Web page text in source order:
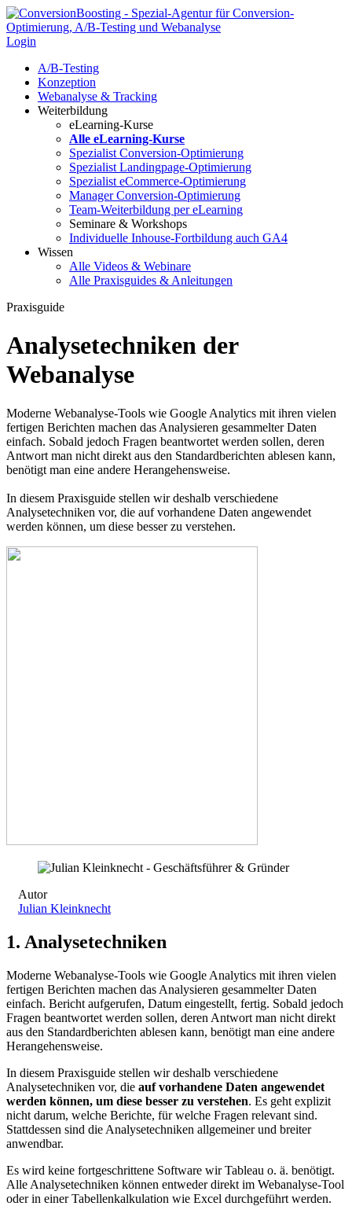
Login
A/B-Testing
Konzeption
Webanalyse & Tracking
Weiterbildung
eLearning-Kurse
Alle eLearning-Kurse
Spezialist Conversion-Optimierung
Spezialist Landingpage-Optimierung
Spezialist eCommerce-Optimierung
Manager Conversion-Optimierung
Team-Weiterbildung per eLearning
Seminare & Workshops
Individuelle Inhouse-Fortbildung auch GA4
Wissen
Alle Videos & Webinare
Alle Praxisguides & Anleitungen
Praxisguide
Analysetechniken der
Webanalyse
Moderne Webanalyse-Tools wie Google Analytics mit ihren vielen
fertigen Berichten machen das Analysieren gesammelter Daten
einfach. Sobald jedoch Fragen beantwortet werden sollen, deren
Antwort man nicht direkt aus den Standardberichten ablesen kann,
benötigt man eine andere Herangehensweise.
In diesem Praxisguide stellen wir deshalb verschiedene
Analysetechniken vor, die auf vorhandene Daten angewendet
werden können, um diese besser zu verstehen.
Autor
Julian Kleinknecht
1. Analysetechniken
Moderne Webanalyse-Tools wie Google Analytics mit ihren vielen
fertigen Berichten machen das Analysieren gesammelter Daten
einfach. Bericht aufgerufen, Datum eingestellt, fertig. Sobald jedoch
Fragen beantwortet werden sollen, deren Antwort man nicht direkt
aus den Standardberichten ablesen kann, benötigt man eine andere
Herangehensweise.
In diesem Praxisguide stellen wir deshalb verschiedene
Analysetechniken vor, die auf vorhandene Daten angewendet
werden können, um diese besser zu verstehen. Es geht explizit
nicht darum, welche Berichte, für welche Fragen relevant sind.
Stattdessen sind die Analysetechniken allgemeiner und breiter
anwendbar.
Es wird keine fortgeschrittene Software wir Tableau o. ä. benötigt.
Alle Analysetechniken können entweder direkt im Webanalyse-Tool
oder in einer Tabellenkalkulation wie Excel durchgeführt werden.